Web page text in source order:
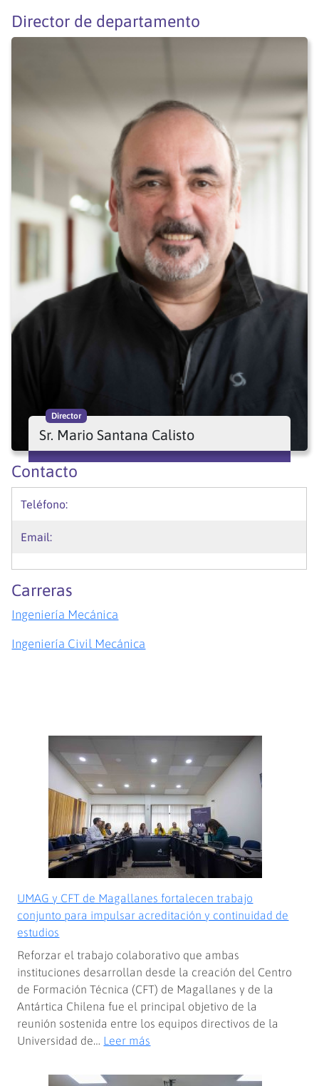
Director de departamento
Director
Sr. Mario Santana Calisto
Contacto
Teléfono:
Email:
Carreras
Ingeniería Mecánica
Ingeniería Civil Mecánica
UMAG y CFT de Magallanes fortalecen trabajo
conjunto para impulsar acreditación y continuidad de
estudios
Reforzar el trabajo colaborativo que ambas
instituciones desarrollan desde la creación del Centro
de Formación Técnica (CFT) de Magallanes y de la
Antártica Chilena fue el principal objetivo de la
reunión sostenida entre los equipos directivos de la
Universidad de… Leer más
y